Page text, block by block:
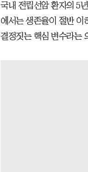
국내 전립선암 환자의 5
에서는 생존율이 절반 이
결정짓는 핵심 변수라는